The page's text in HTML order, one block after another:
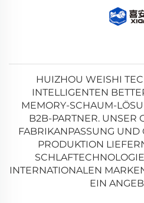
HUIZHOU WEISHI
INTELLIGENTEN
MEMORY-SCHAUM-
B2B-PARTNER. UNSER
FABRIKANPASSUNG UND
PRODUKTION
INTERNATIONALEN
EIN